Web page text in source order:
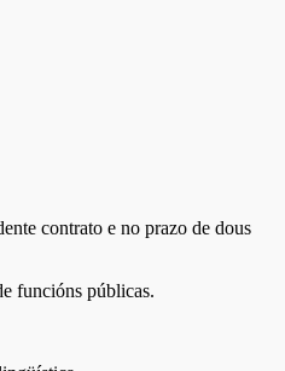
contrato e no prazo de dous
funcións públicas.